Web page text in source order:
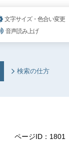
文字サイズ・色合い変更
音声読み上げ
検索の仕方
ページID：1801